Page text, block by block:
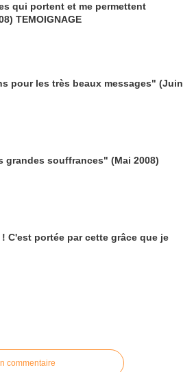
qui portent et me permettent
TEMOIGNAGE
pour les très beaux messages" (Juin
grandes souffrances" (Mai 2008)
C'est portée par cette grâce que je
commentaire